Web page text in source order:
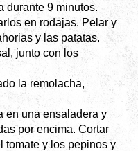
durante 9 minutos.
en rodajas. Pelar y
y las patatas.
junto con los
la remolacha,
en una ensaladera y
por encima. Cortar
tomate y los pepinos y